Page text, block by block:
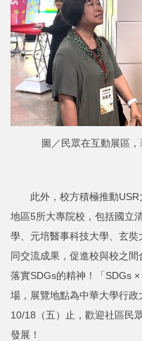
圖／民眾在互動展區，
此外，校方積極推動USR
地區5所大專院校，包括國立
學、元培醫事科技大學、玄
同交流成果，促進校與校之
落實SDGs的精神！「SDGs
場，展覽地點為中華大學行
10/18（五）止，歡迎社區民
發展！